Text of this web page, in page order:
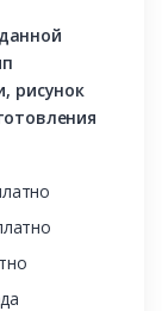
рисунок